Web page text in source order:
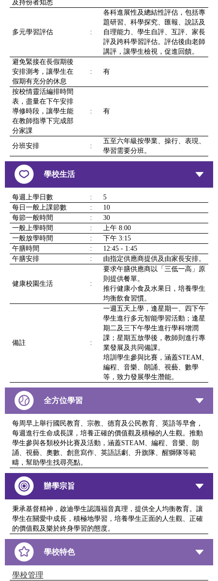
及持份者知悉
多元學習評估 :
各科進展性及總結性評估，包括專
題研習、科學探究、匯報、說話及
自理能力、學生自評、互評、家長
評及跨科學習評估。評估後由老師
講評，讓學生檢視，促進回饋。
避免緊接在長假期後
安排測考，讓學生在
假期有充分的休息
: 有
按校情靈活編排時間
表，盡量在下午安排
導修時段，讓學生能
在教師指導下完成部
分家課
: 有
分班安排 :
五至六年級按學業、操行、表現、
學習需要分班。
學校生活
每週上學日數 :
5
每日一般上課節數
:
10
每節一般時間
:
30
一般上學時間
:
上午 8:00
一般放學時間
:
下午 3:15
午膳時間
:
12:45 - 1:45
午膳安排
: 由指定供應商提供及由家長安排。
健康校園生活 :
要求午膳供應商以「三低一高」原
則提供餐單。
推行健康小食及水果日，培養學生
均衡飲食習慣。
備註 :
一週五天上學，逢星期一、四下午
學生進行多元智能學習活動；逢星
期二及三下午學生進行學科增潤
課；星期五放學後，教師則進行專
業發展及共同備課。
培訓學生參與比賽，涵蓋STEAM、
編程、音樂、朗誦、視藝、數學
等，致力發展學生潛能。
全方位學習
每周早上舉行國民教育、宗教、德育及公民教育、英語等早會，
每週進行生命成長課，培養正確的價值觀及積極的人生觀。推動
學生參與各類校外比賽及活動，涵蓋STEAM、編程、音樂、朗
誦、視藝、奧數、創意寫作、英語話劇、升旗隊、醒獅隊等範
疇，幫助學生找尋亮點。
辦學宗旨
秉承基督精神，啟迪學生認識福音真理，提供全人均衡教育。讓
學生在關愛中成長，積極地學習，培養學生正面的人生觀、正確
的價值觀及樂於終身學習的態度。
學校特色
學校管理